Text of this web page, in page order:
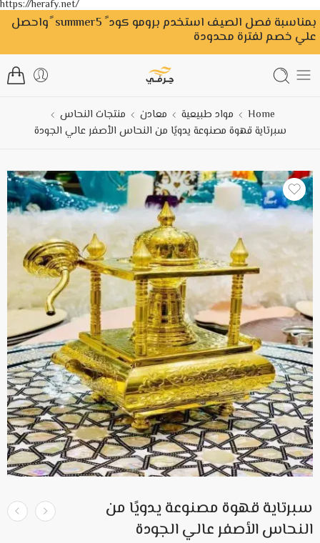
https://herafy.net/
بمناسبة فصل الصيف استخدم برومو كود ً summer5 ًواحصل
علي خصم لفترة محدودة
Home مواد طبيعية معادن
منتجات النحاس
سبرتاية قهوة مصنوعة يدويًا من النحاس الأصفر عالي الجودة
سبرتاية قهوة مصنوعة يدويًا من
النحاس الأصفر عالي الجودة